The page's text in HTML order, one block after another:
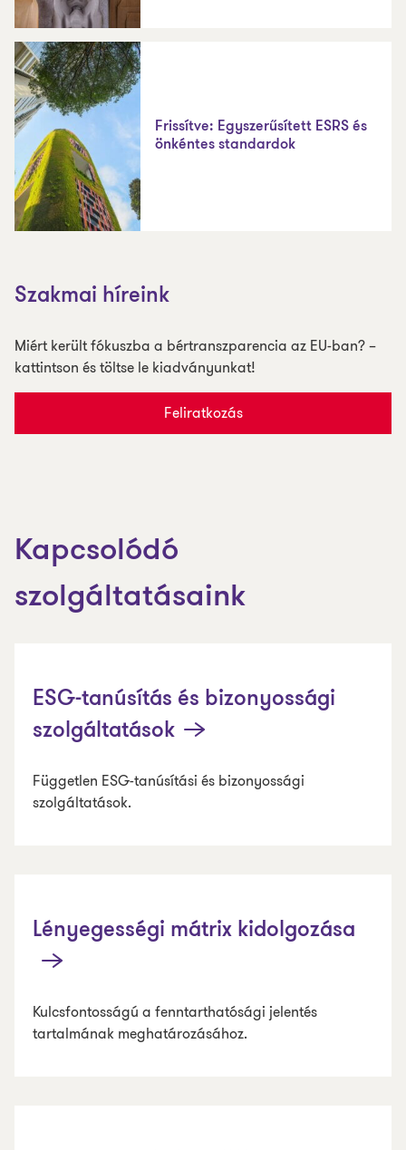
Frissítve: Egyszerűsített ESRS és
önkéntes standardok
Szakmai híreink
Miért került fókuszba a bértranszparencia az EU-ban? –
kattintson és töltse le kiadványunkat!
Feliratkozás
Kapcsolódó
szolgáltatásaink
ESG-tanúsítás és bizonyossági
szolgáltatások
Független ESG-tanúsítási és bizonyossági
szolgáltatások.
Lényegességi mátrix kidolgozása
Kulcsfontosságú a fenntarthatósági jelentés
tartalmának meghatározásához.